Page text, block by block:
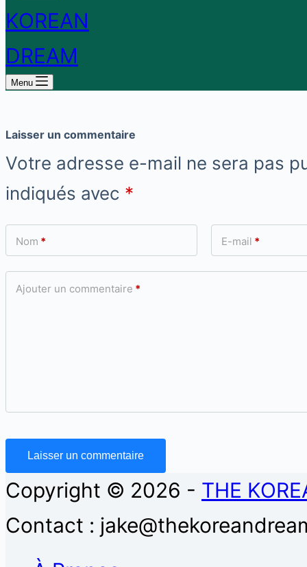
Menu
Laisser un commentaire
Votre adresse e-mail ne sera pas
indiqués avec *
Nom * E-mail *
Ajouter un commentaire *
Laisser un commentaire
Copyright © 2026 - THE
Contact :